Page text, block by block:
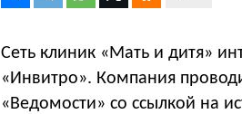
Сеть клиник «Мать и дитя»
«Инвитро». Компания
«Ведомости» со ссылкой на